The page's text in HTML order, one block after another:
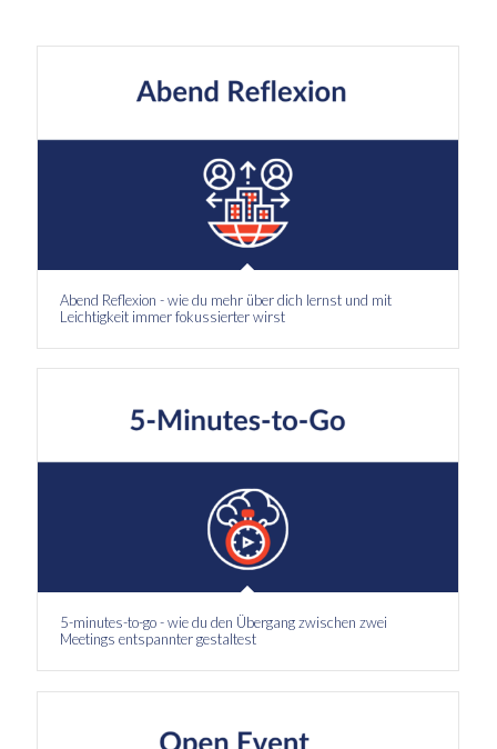
Abend Reflexion - wie du mehr über dich lernst und mit
Leichtigkeit immer fokussierter wirst
5-minutes-to-go - wie du den Übergang zwischen zwei
Meetings entspannter gestaltest